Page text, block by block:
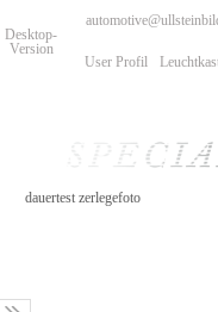
Desktop-
Version
User Profil